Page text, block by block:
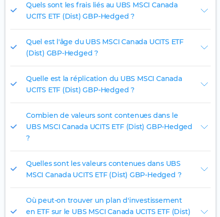
Quels sont les frais liés au UBS MSCI Canada
UCITS ETF (Dist) GBP-Hedged ?
Quel est l'âge du UBS MSCI Canada UCITS ETF
(Dist) GBP-Hedged ?
Quelle est la réplication du UBS MSCI Canada
UCITS ETF (Dist) GBP-Hedged ?
Combien de valeurs sont contenues dans le
UBS MSCI Canada UCITS ETF (Dist) GBP-Hedged
?
Quelles sont les valeurs contenues dans UBS
MSCI Canada UCITS ETF (Dist) GBP-Hedged ?
Où peut-on trouver un plan d'investissement
en ETF sur le UBS MSCI Canada UCITS ETF (Dist)